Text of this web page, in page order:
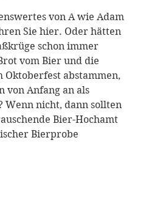
von A wie Adam
Sie hier. Oder hätten
schon immer
vom Bier und die
Oktoberfest abstammen,
von Anfang an als
Wenn nicht, dann sollten
Bier-Hochamt
Bierprobe